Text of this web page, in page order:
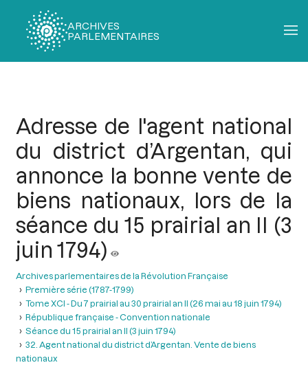
ARCHIVES
PARLEMENTAIRES
Adresse de l'agent national
du district d’Argentan, qui
annonce la bonne vente de
biens nationaux, lors de la
séance du 15 prairial an II (3
juin 1794)
Archives parlementaires de la Révolution Française
Première série (1787-1799)
Tome XCI - Du 7 prairial au 30 prairial an II (26 mai au 18 juin 1794)
République française - Convention nationale
Séance du 15 prairial an II (3 juin 1794)
32. Agent national du district d’Argentan. Vente de biens
nationaux